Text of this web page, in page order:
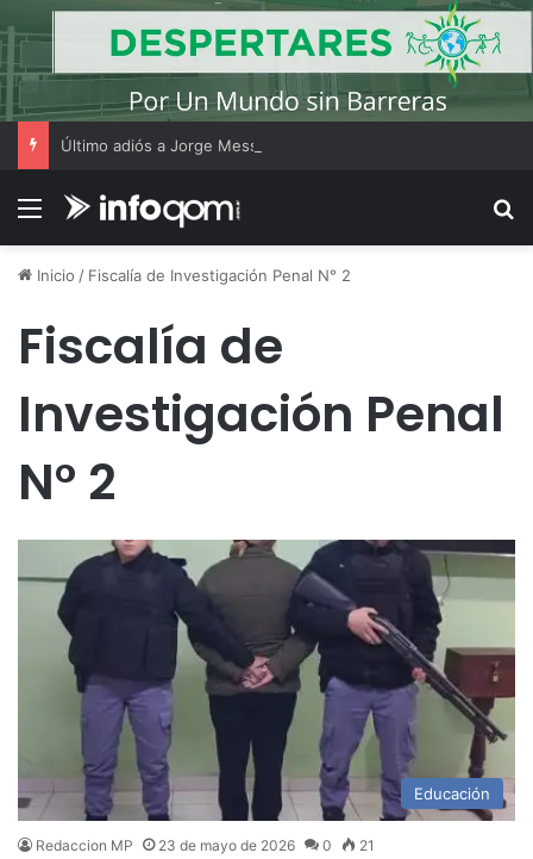
Menú
Inicio / Fiscalía de Investigación Penal N° 2
Fiscalía de
Investigación Penal
N° 2
Educación
Redaccion MP 23 de mayo de 2026 0 21